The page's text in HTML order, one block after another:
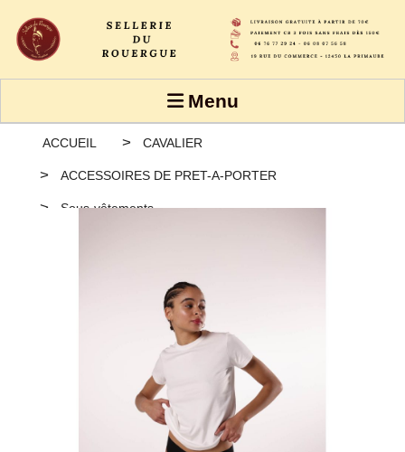
Menu
ACCUEIL CAVALIER
ACCESSOIRES DE PRET-A-PORTER
Sous-vêtements